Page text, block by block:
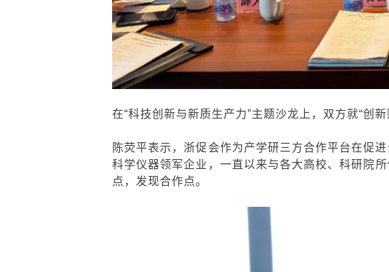
在“科技创新与新质生产力”主题沙龙上，双方就“创
陈荧平表示，浙促会作为产学研三方合作平台在促
科学仪器领军企业，一直以来与各大高校、科研院
点，发现合作点。